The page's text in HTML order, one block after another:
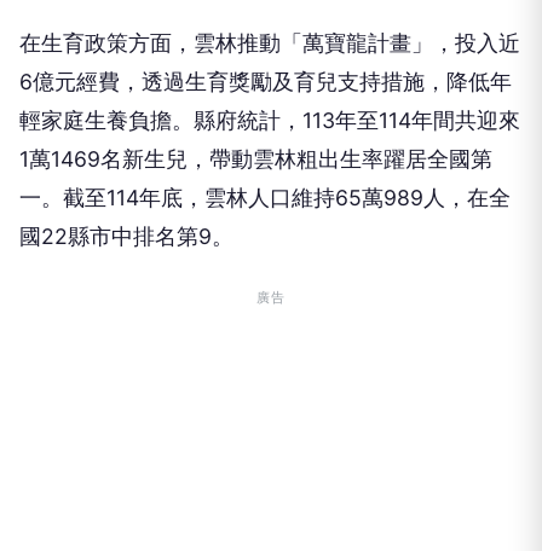
在生育政策方面，雲林推動「萬寶龍計畫」，投入近
6億元經費，透過生育獎勵及育兒支持措施，降低年
輕家庭生養負擔。縣府統計，113年至114年間共迎來
1萬1469名新生兒，帶動雲林粗出生率躍居全國第
一。截至114年底，雲林人口維持65萬989人，在全
國22縣市中排名第9。
廣告